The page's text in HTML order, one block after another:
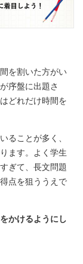
を割いた方がい
序盤に出題さ
どれだけ時間を
ることが多く、
ます。よく学生
ぎて、長文問題
点を狙ううえで
かけるようにし